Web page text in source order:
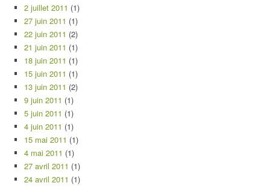
2 juillet 2011 (1)
27 juin 2011 (1)
22 juin 2011 (2)
21 juin 2011 (1)
18 juin 2011 (1)
15 juin 2011 (1)
13 juin 2011 (2)
9 juin 2011 (1)
5 juin 2011 (1)
4 juin 2011 (1)
15 mai 2011 (1)
4 mai 2011 (1)
27 avril 2011 (1)
24 avril 2011 (1)